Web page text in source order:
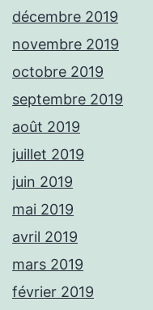
décembre 2019
novembre 2019
octobre 2019
septembre 2019
août 2019
juillet 2019
juin 2019
mai 2019
avril 2019
mars 2019
février 2019